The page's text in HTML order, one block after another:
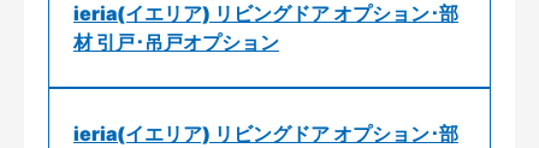
ieria(イエリア) リビングドア オプション･部
材 引戸･吊戸オプション
ieria(イエリア) リビングドア オプション･部